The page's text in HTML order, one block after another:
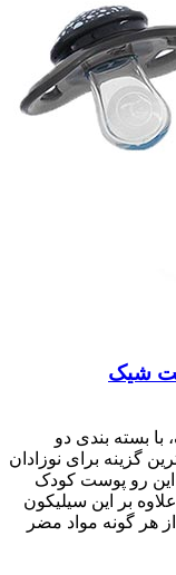
با بسته بندی دو
گزینه برای نوزادان
۴ حفره است از این رو پوست کودک
بر این سیلیکون
هر گونه مواد مضر